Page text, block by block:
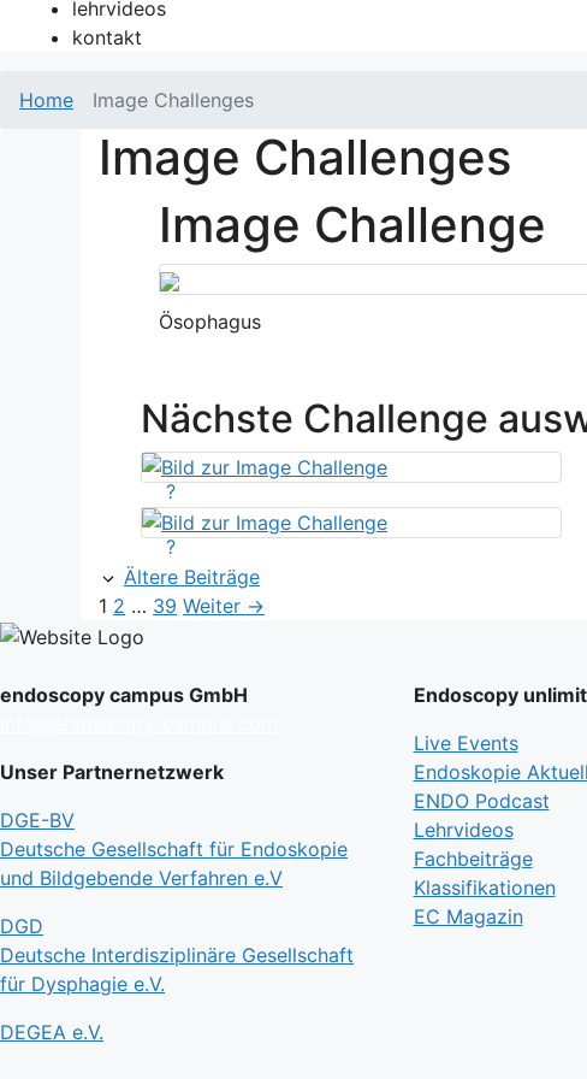
lehrvideos
kontakt
Home Image Challenges
Image Challenges
Image Challenge
Ösophagus
Nächste Challenge
?
?
Ältere Beiträge
Seite
1 Seite
2 … Seite
39 Weiter →
endoscopy campus GmbH
Unser Partnernetzwerk
DGE-BV
Deutsche Gesellschaft für Endoskopie
und Bildgebende Verfahren e.V
DGD
Deutsche Interdisziplinäre Gesellschaft
für Dysphagie e.V.
DEGEA e.V.
Endoscopy
Live Events
Endoskopie
ENDO Podcast
Lehrvideos
Fachbeiträge
Klassifikationen
EC Magazin